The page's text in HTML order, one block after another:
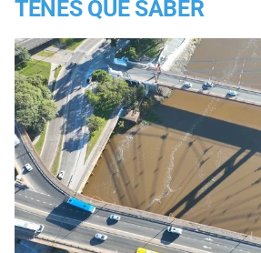
TENES QUE SABER